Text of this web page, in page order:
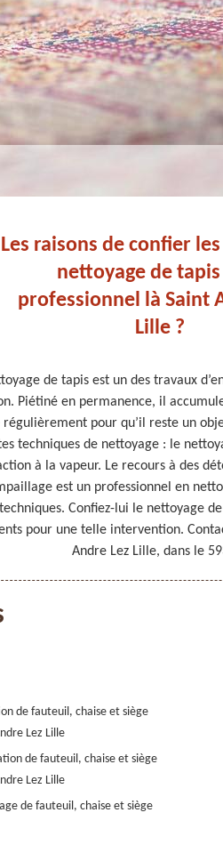
Les raisons de confier
nettoyage de tapis
professionnel là Saint
Lille ?
de tapis est un des travaux
Piétiné en permanence, il
régulièrement pour qu’il reste un
techniques de nettoyage : le
à la vapeur. Le recours à des
est un professionnel en
Confiez-lui le nettoyage
pour une telle intervention.
Andre Lez Lille, dans le
de fauteuil, chaise et siège
Lez Lille
de fauteuil, chaise et siège
Lez Lille
de fauteuil, chaise et siège